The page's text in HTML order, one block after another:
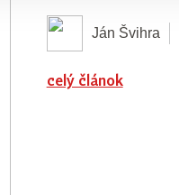
Ján Švihra
celý článok